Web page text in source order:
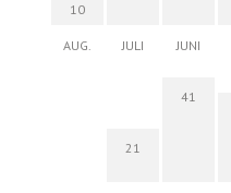
10
AUG. JULI JUNI
21
41